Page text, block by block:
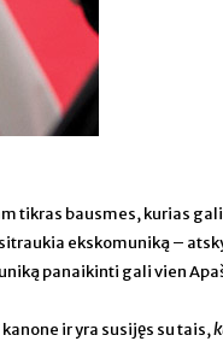
tikras bausmes, kurias gali
ekskomuniką –
panaikinti gali vien
kanone ir yra susijęs su tais,